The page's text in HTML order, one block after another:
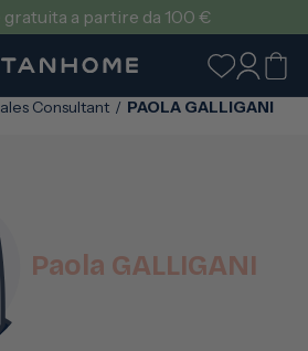
a partire da 100 €
Accedi
Carrello
Consultant / PAOLA GALLIGANI
Paola GALLIGANI